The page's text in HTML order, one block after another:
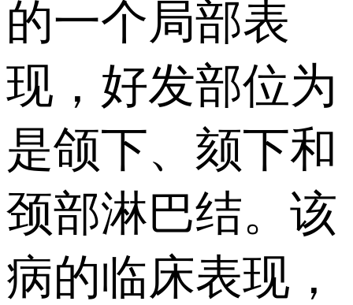
的一个局部表
现，好发部位为
是颌下、颏下和
颈部淋巴结。该
病的临床表现，